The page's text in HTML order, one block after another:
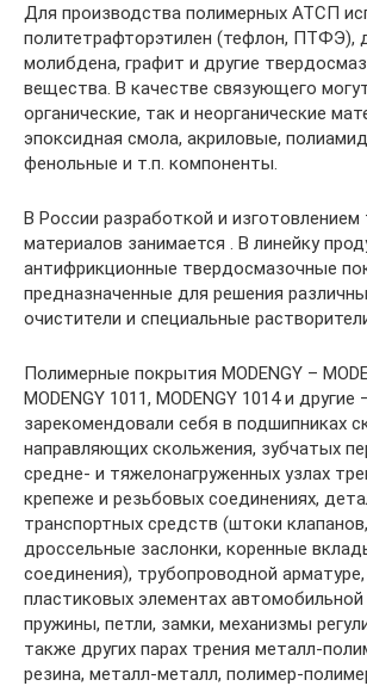
Для производства полимерных АТСП
политетрафторэтилен (тефлон, ПТФЭ),
молибдена, графит и другие
вещества. В качестве связующего
органические, так и неорганические
эпоксидная смола, акриловые,
фенольные и т.п. компоненты.
В России разработкой и изготовлением
материалов занимается . В линейку
антифрикционные твердосмазочные
предназначенные для решения
очистители и специальные
Полимерные покрытия MODENGY –
MODENGY 1011, MODENGY 1014 и другие
зарекомендовали себя в подшипниках
направляющих скольжения, зубчатых
средне- и тяжелонагруженных узлах
крепеже и резьбовых соединениях,
транспортных средств (штоки
дроссельные заслонки, коренные
соединения), трубопроводной
пластиковых элементах
пружины, петли, замки, механизмы
также других парах трения металл-
резина, металл-металл, полимер-